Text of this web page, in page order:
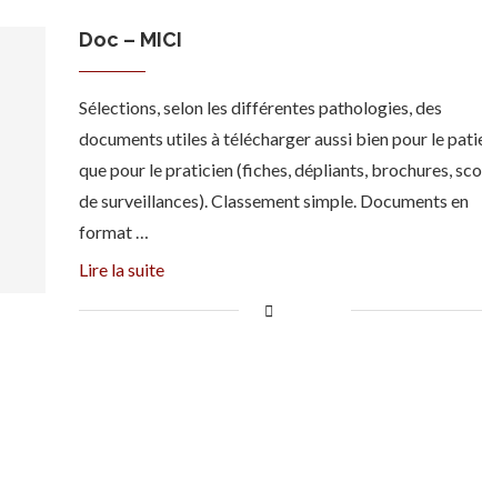
Doc – MICI
Sélections, selon les différentes pathologies, des
documents utiles à télécharger aussi bien pour le
que pour le praticien (fiches, dépliants, brochures,
de surveillances). Classement simple. Documents en
format …
Lire la suite